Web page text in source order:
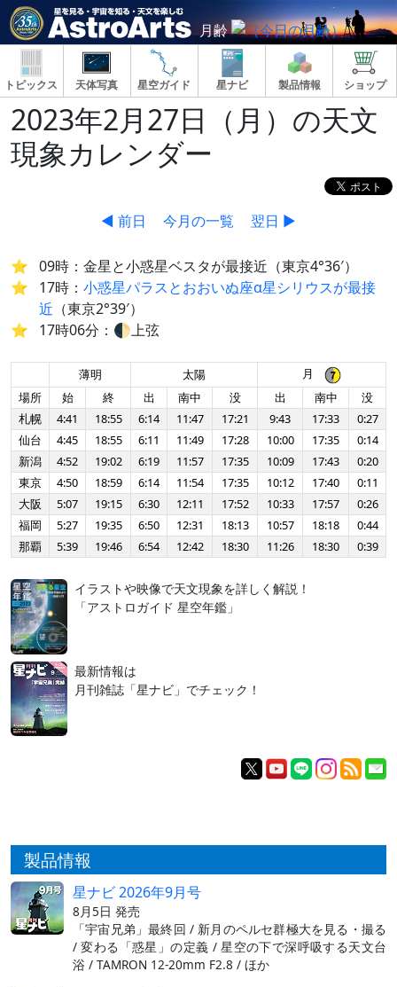
月齢
トピックス 天体写真 星空ガイド 星ナビ 製品情報 ショップ
2023年2月27日（月）の天文
現象カレンダー
◀ 前日 今月の一覧 翌日 ▶
09時：金星と小惑星ベスタが最接近（東京4°36′）
17時： 小惑星パラスとおおいぬ座α星シリウスが最接
近 （東京2°39′）
17時06分：🌓上弦
薄明 太陽
月
場所
始 終 出 南中 没 出 南中
没
札幌
4:41 18:55 6:14 11:47 17:21 9:43 17:33
0:27
仙台
4:45 18:55 6:11 11:49 17:28 10:00 17:35
0:14
新潟
4:52 19:02 6:19 11:57 17:35 10:09 17:43
0:20
東京
4:50 18:59 6:14 11:54 17:35 10:12 17:40
0:11
大阪
5:07 19:15 6:30 12:11 17:52 10:33 17:57
0:26
福岡
5:27 19:35 6:50 12:31 18:13 10:57 18:18
0:44
那覇
5:39 19:46 6:54 12:42 18:30 11:26 18:30 0:39
イラストや映像で天文現象を詳しく解説！
「アストロガイド 星空年鑑」
最新情報は
月刊雑誌「星ナビ」でチェック！
製品情報
星ナビ 2026年9月号
8月5日 発売
「宇宙兄弟」最終回 / 新月のペルセ群極大を見る・撮る
/ 変わる「惑星」の定義 / 星空の下で深呼吸する天文台
浴 / TAMRON 12-20mm F2.8 / ほか